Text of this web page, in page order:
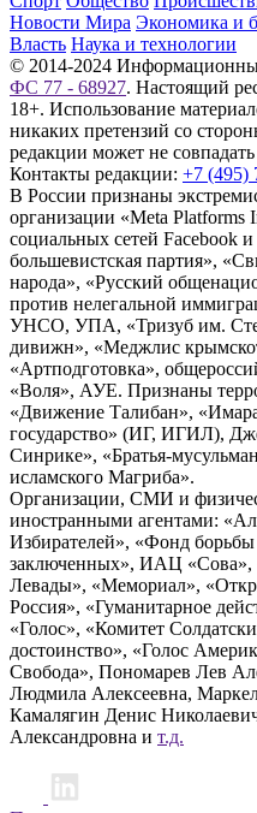
Новости Мира Экономика и
Власть Наука и технологии
© 2014-2024
ФС 77 - 68927. Настоящий
18+. Использование
никаких претензий со
редакции может не
Контакты редакции: +7 (495)
В России признаны
организации «Meta
социальных сетей Facebook
большевистская партия»,
народа», «Русский
против нелегальной
УНСО, УПА, «Тризуб им.
дивижн», «Меджлис
«Артподготовка»,
«Воля», АУЕ. Признаны
«Движение Талибан»,
государство» (ИГ, ИГИЛ),
Синрике», «Братья-
исламского Магриба».
Организации, СМИ и
иностранными агентами:
Избирателей», «Фонд
заключенных», ИАЦ
Левады», «Мемориал»,
Россия», «Гуманитарное
«Голос», «Комитет
достоинство», «Голос
Свобода», Пономарев Лев
Людмила Алексеевна,
Камалягин Денис
Александровна и т.д.